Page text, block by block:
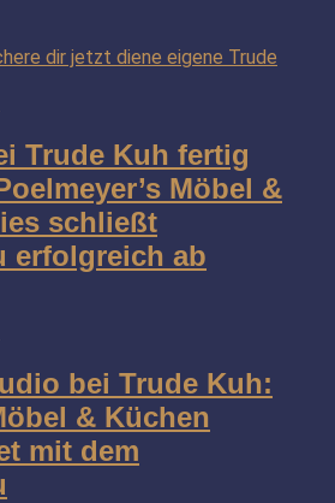
Trude Kuh fertig
Möbel &
schließt
erfolgreich ab
bei Trude Kuh:
& Küchen
mit dem